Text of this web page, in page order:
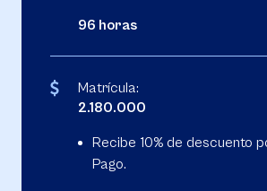
96 horas
Matrícula:
2.180.000
Recibe 10% de descuento
Pago.